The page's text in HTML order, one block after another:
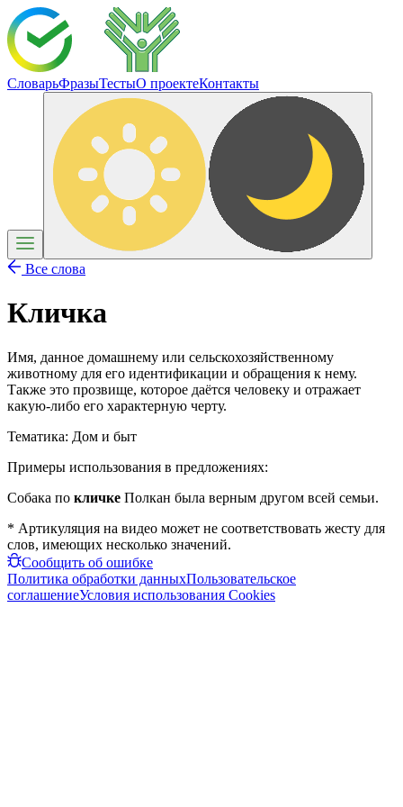
СловарьФразыТестыО проектеКонтакты
Все слова
Кличка
Имя, данное домашнему или сельскохозяйственному
животному для его идентификации и обращения к нему.
Также это прозвище, которое даётся человеку и отражает
какую-либо его характерную черту.
Тематика: Дом и быт
Примеры использования в предложениях:
Собака по кличке Полкан была верным другом всей семьи.
* Артикуляция на видео может не соответствовать жесту для
слов, имеющих несколько значений.
Сообщить об ошибке
Политика обработки данныхПользовательское
соглашениеУсловия использования Cookies